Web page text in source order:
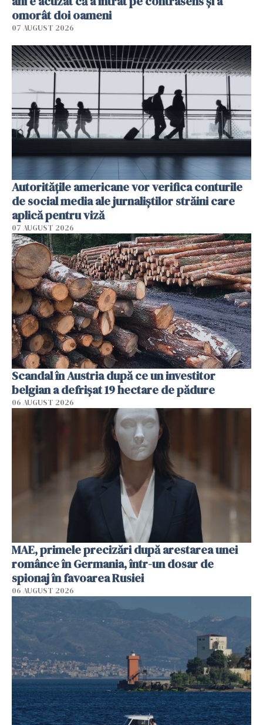
omorât doi oameni
07 AUGUST 2026
Autorităţile americane vor verifica conturile
de social media ale jurnaliştilor străini care
aplică pentru viză
07 AUGUST 2026
Scandal în Austria după ce un investitor
belgian a defrișat 19 hectare de pădure
06 AUGUST 2026
MAE, primele precizări după arestarea unei
românce în Germania, într-un dosar de
spionaj în favoarea Rusiei
06 AUGUST 2026